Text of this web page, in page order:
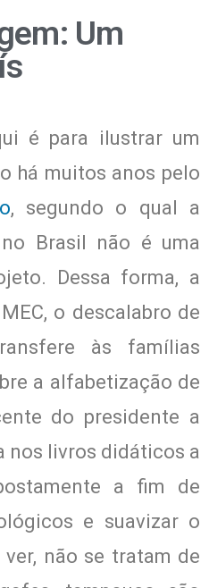
Um
é para ilustrar um
há muitos anos pelo
, segundo o qual a
Brasil não é uma
Dessa forma, a
o descalabro de
às famílias
a alfabetização de
do presidente a
nos livros didáticos a
a fim de
e suavizar o
não se tratam de